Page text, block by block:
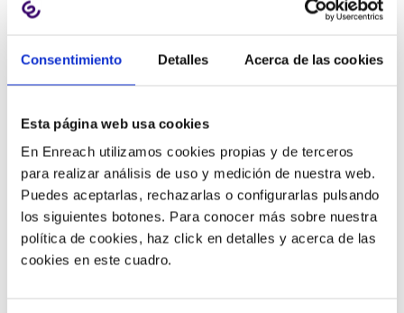
Consentimiento Detalles Acerca de las cookies
Esta página web usa cookies
En Enreach utilizamos cookies propias y de terceros
para realizar análisis de uso y medición de nuestra web.
Puedes aceptarlas, rechazarlas o configurarlas pulsando
los siguientes botones. Para conocer más sobre nuestra
política de cookies, haz click en detalles y acerca de las
cookies en este cuadro.
9 métricas de call center para medir
la satisfacción del cliente
11/06/2026